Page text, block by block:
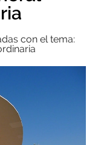
con el tema: